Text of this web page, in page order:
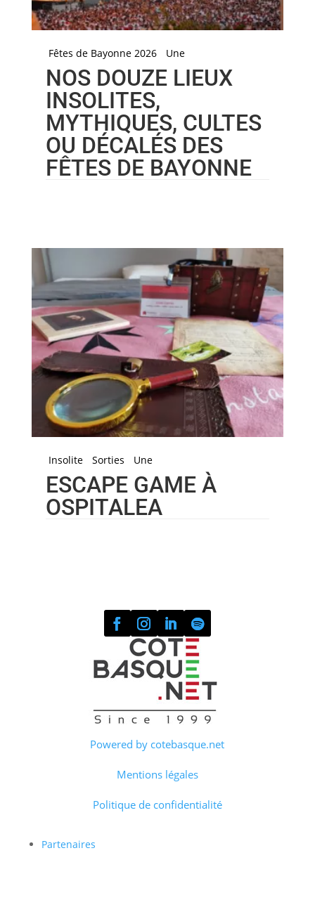
Fêtes de Bayonne 2026 Une
NOS DOUZE LIEUX
INSOLITES,
MYTHIQUES, CULTES
OU DÉCALÉS DES
FÊTES DE BAYONNE
Insolite Sorties Une
ESCAPE GAME À
OSPITALEA
Powered by cotebasque.net
Mentions légales
Politique de confidentialité
Partenaires